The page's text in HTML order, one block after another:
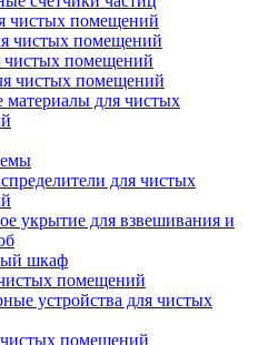
чистых помещений
чистых помещений
чистых помещений
чистых помещений
материалы для чистых
для чистых
укрытие для взвешивания и
шкаф
помещений
устройства для чистых
помещений